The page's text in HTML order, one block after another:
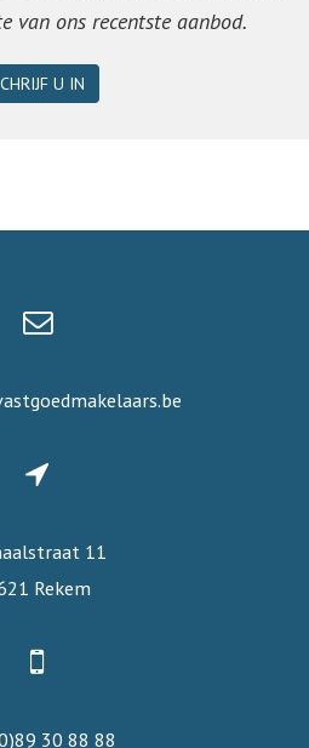
van ons recentste aanbod.
U IN
11
Rekem
30 88 88